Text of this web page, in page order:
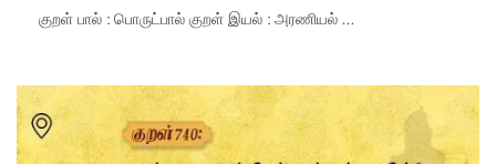
குறள் பால் : பொருட்பால் குறள் இயல் : அரணியல் ...